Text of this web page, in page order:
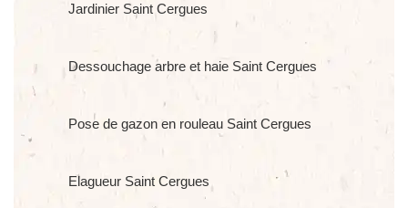
Jardinier Saint Cergues
Dessouchage arbre et haie Saint Cergues
Pose de gazon en rouleau Saint Cergues
Elagueur Saint Cergues